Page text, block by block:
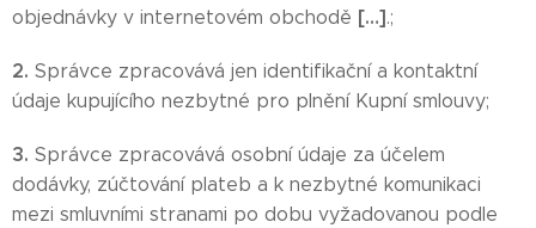
objednávky v internetovém obchodě […].;
2. Správce zpracovává jen identifikační a kontaktní
údaje kupujícího nezbytné pro plnění Kupní smlouvy;
3. Správce zpracovává osobní údaje za účelem
dodávky, zúčtování plateb a k nezbytné komunikaci
mezi smluvními stranami po dobu vyžadovanou podle